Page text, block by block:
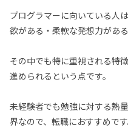
プログラマーに向いている人
欲がある・柔軟な発想力があ
その中でも特に重視される特
進められるという点です。
未経験者でも勉強に対する熱
界なので、転職におすすめです